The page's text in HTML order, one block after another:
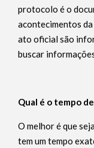
protocolo é o
acontecimentos
ato oficial são
buscar
Qual é o tempo
O melhor é que
tem um tempo